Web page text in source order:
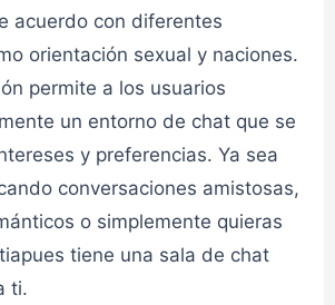
#1 ELLOS Medellín✔
#2 ELLOS Medellín✔
👮admin
acuerdo con diferentes
orientación sexual y naciones.
permite a los usuarios
un entorno de chat que se
y preferencias. Ya sea
conversaciones amistosas,
o simplemente quieras
tiene una sala de chat
ti.